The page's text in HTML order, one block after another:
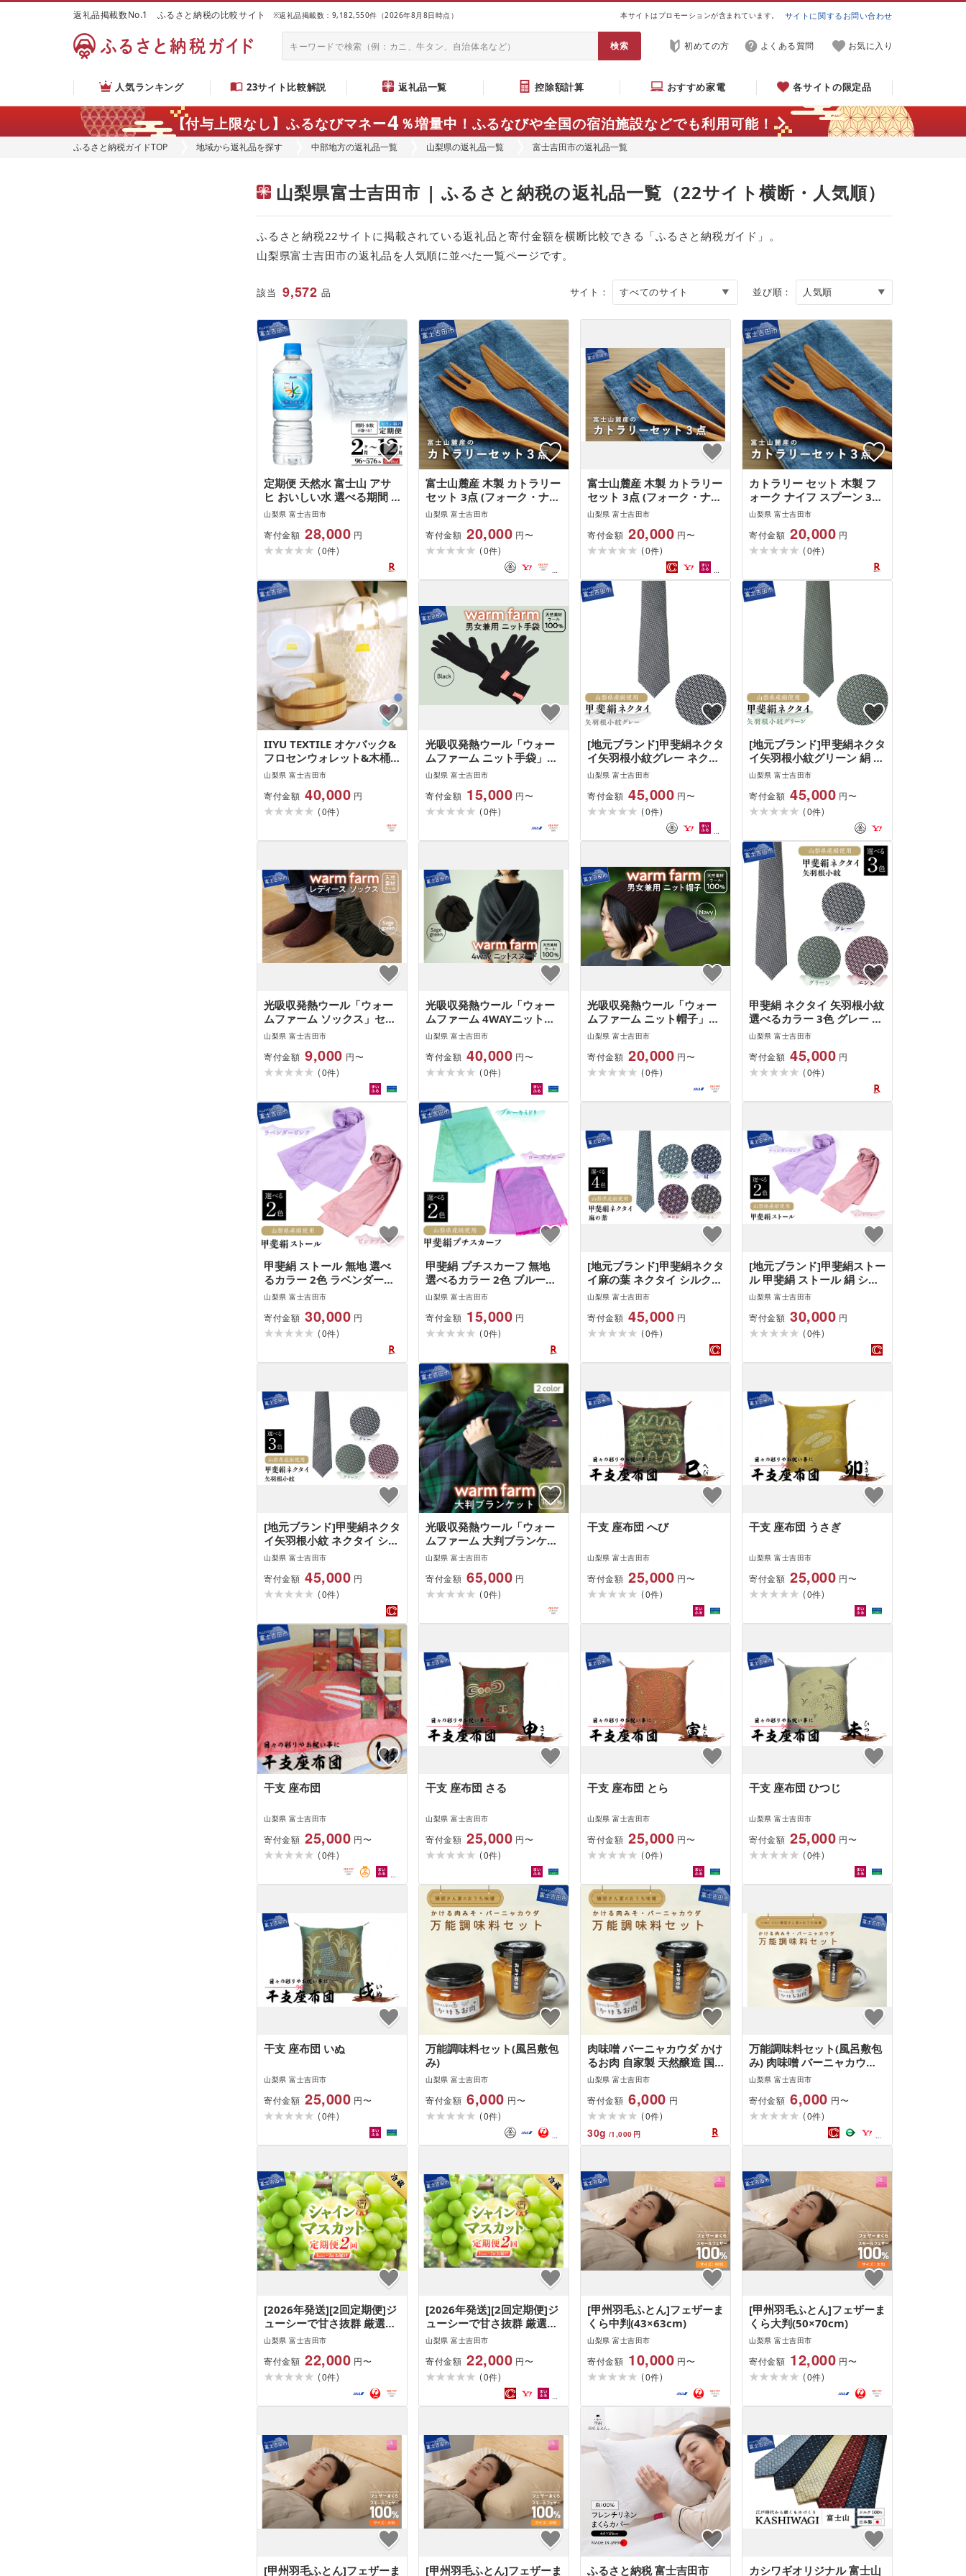
返礼品掲載数No.1 ふるさと納税の比較サイト ※返礼品掲載数：9,182,550件（2026年8月8日時点） 本サイトはプロモーションが含まれています。 サイトに関するお問い合わせ
初めての方 よくある質問 お気に入り
人気ランキング 23サイト比較解説 返礼品一覧 控除額計算 おすすめ家電 各サイトの限定品
【付与上限なし】ふるなびマネー4％増量中！ ふるなびや全国の宿泊施設などでも利用可能！
ふるさと納税ガイドTOP 地域から返礼品を探す 中部地方の返礼品一覧 山梨県の返礼品一覧 富士吉田市の返礼品一覧
山梨県富士吉田市 | ふるさと納税の返礼品一覧（22サイト横断・人気順）
ふるさと納税22サイトに掲載されている返礼品と寄付金額を横断比較できる「ふるさと納税ガイド」。
山梨県富士吉田市の返礼品を人気順に並べた一覧ページです。
該当 9,572 品 サイト： 並び順：
定期便 天然水 富士山 アサ
ヒ おいしい水 選べる期間 2
ヶ月 3ヶ月 6ヶ月 12ヶ月 隔
ペットボトル 600ml 1箱
24本入 水 飲料 飲料水 天然
ミネラル 防災 備蓄 ミネラ
ルウォーター 山梨 富士吉田
山梨県 富士吉田市
寄付金額 28,000 円
(0件)
富士山麓産 木製 カトラリー
セット 3点 (フォーク・ナイ
フ・スプーン)
山梨県 富士吉田市
寄付金額 20,000 円〜
(0件)
富士山麓産 木製 カトラリー
セット 3点 (フォーク・ナイ
フ・スプーン) カトラリー
フ スプーン イチイの木 い
ちいの木 日用品 雑貨 山梨
山梨県 富士吉田市
寄付金額 20,000 円〜
(0件)
カトラリー セット 木製 フ
ォーク ナイフ スプーン 3点
富士山麓産 イチイの木 いち
貨 新生活
山梨県 富士吉田市
寄付金額 20,000 円
(0件)
IIYU TEXTILE オケバック&
フロセンウォレット&木桶
(オリジナル焼印入)
山梨県 富士吉田市
寄付金額 40,000 円
(0件)
光吸収発熱ウール「ウォー
ムファーム ニット手袋」ブ
ラック
山梨県 富士吉田市
寄付金額 15,000 円〜
(0件)
[地元ブランド]甲斐絹ネクタ
イ矢羽根小紋グレー ネクタ
イ 絹 ギフト ファッション
山梨県 富士吉田市
寄付金額 45,000 円〜
(0件)
[地元ブランド]甲斐絹ネクタ
イ矢羽根小紋グリーン 絹 メ
ンズ 江戸小紋 ファッション
山梨県 富士吉田市
寄付金額 45,000 円〜
(0件)
光吸収発熱ウール「ウォー
ムファーム ソックス」セー
ジグリーン
山梨県 富士吉田市
寄付金額 9,000 円〜
(0件)
光吸収発熱ウール「ウォー
ムファーム 4WAYニットス
ヌード」セージグリーン
山梨県 富士吉田市
寄付金額 40,000 円〜
(0件)
光吸収発熱ウール「ウォー
ムファーム ニット帽子」ネ
イビー
山梨県 富士吉田市
寄付金額 20,000 円〜
(0件)
甲斐絹 ネクタイ 矢羽根小紋
選べるカラー 3色 グレー グ
リーン エンジ 絹 シルク
産 玉虫甲斐絹 先練り 甘撚
り 高密度 織物 ギフト 新生
山梨県 富士吉田市
寄付金額 45,000 円
(0件)
甲斐絹 ストール 無地 選べ
るカラー 2色 ラベンダーピ
ンク ピンクブルー 絹 シル
洗い可能 先練り 甘撚り 高
密度 織物 箱入り 新生活
山梨県 富士吉田市
寄付金額 30,000 円
(0件)
甲斐絹 プチスカーフ 無地
選べるカラー 2色 ブルーキ
ミドリ ローズブルー 絹 シ
手洗い可能 先練り 甘撚り
高密度 織物 箱入り 新生活
山梨県 富士吉田市
寄付金額 15,000 円
(0件)
[地元ブランド]甲斐絹ネクタ
イ麻の葉 ネクタイ シルク
メンズ 男 スーツ 麻の葉 絹
生活
山梨県 富士吉田市
寄付金額 45,000 円
(0件)
[地元ブランド]甲斐絹ストー
ル 甲斐絹 ストール 絹 シル
ク 100% 国産 山梨県産 山
山梨県 富士吉田市
寄付金額 30,000 円
(0件)
[地元ブランド]甲斐絹ネクタ
イ矢羽根小紋 ネクタイ シル
ク メンズ 男 スーツ 矢羽根
活
山梨県 富士吉田市
寄付金額 45,000 円
(0件)
光吸収発熱ウール「ウォー
ムファーム 大判ブランケッ
ト」
山梨県 富士吉田市
寄付金額 65,000 円
(0件)
干支 座布団 へび
山梨県 富士吉田市
寄付金額 25,000 円〜
(0件)
干支 座布団 うさぎ
山梨県 富士吉田市
寄付金額 25,000 円〜
(0件)
干支 座布団
山梨県 富士吉田市
寄付金額 25,000 円〜
(0件)
干支 座布団 さる
山梨県 富士吉田市
寄付金額 25,000 円〜
(0件)
干支 座布団 とら
山梨県 富士吉田市
寄付金額 25,000 円〜
(0件)
干支 座布団 ひつじ
山梨県 富士吉田市
寄付金額 25,000 円〜
(0件)
干支 座布団 いぬ
山梨県 富士吉田市
寄付金額 25,000 円〜
(0件)
万能調味料セット(風呂敷包
み)
山梨県 富士吉田市
寄付金額 6,000 円〜
(0件)
肉味噌 バーニャカウダ かけ
るお肉 自家製 天然醸造 国
産 無添加 味噌入り ワイン
能調味料 セット お楽しみセ
ット 計180g ご飯のお供
6000円
山梨県 富士吉田市
寄付金額 6,000 円
(0件)
30g /1,000 円
万能調味料セット(風呂敷包
み) 肉味噌 バーニャカウダ
かけるお肉 自家製 天然醸造
調味料 ご飯のお供 山梨 富
士吉田
山梨県 富士吉田市
寄付金額 6,000 円〜
(0件)
[2026年発送][2回定期便]ジ
ューシーで甘さ抜群 厳選シ
ャインマスカット1kg以上
山梨県 富士吉田市
寄付金額 22,000 円〜
(0件)
[2026年発送][2回定期便]ジ
ューシーで甘さ抜群 厳選シ
ャインマスカット1kg以上
ーツ 旬 山梨県 2026年 山梨
富士吉田市
山梨県 富士吉田市
寄付金額 22,000 円〜
(0件)
[甲州羽毛ふとん]フェザーま
くら中判(43×63cm)
山梨県 富士吉田市
寄付金額 10,000 円〜
(0件)
[甲州羽毛ふとん]フェザーま
くら大判(50×70cm)
山梨県 富士吉田市
寄付金額 12,000 円〜
(0件)
[甲州羽毛ふとん]フェザーま [甲州羽毛ふとん]フェザーま ふるさと納税 富士吉田市 カシワギオリジナル 富士山